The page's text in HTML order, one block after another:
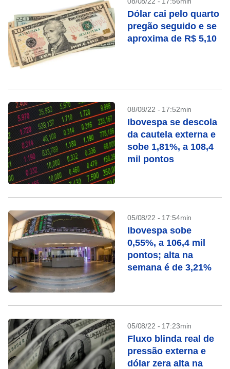
Dólar cai pelo quarto
pregão seguido e se
aproxima de R$ 5,10
08/08/22 - 17:52min
Ibovespa se descola
da cautela externa e
sobe 1,81%, a 108,4
mil pontos
05/08/22 - 17:54min
Ibovespa sobe
0,55%, a 106,4 mil
pontos; alta na
semana é de 3,21%
05/08/22 - 17:23min
Fluxo blinda real de
pressão externa e
dólar zera alta na